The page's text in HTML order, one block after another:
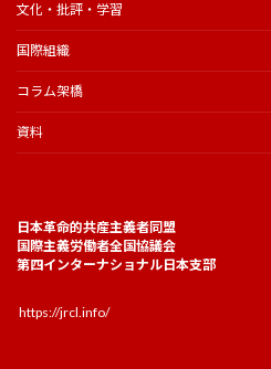
文化・批評・学習
国際組織
コラム架橋
資料
日本革命的共産主義者同盟
国際主義労働者全国協議会
第四インターナショナル日本支部
https://jrcl.info/